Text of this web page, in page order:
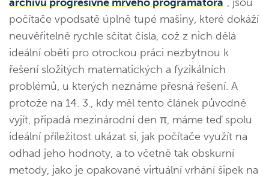
počítače vpodsatě úplně tupé mašiny, které dokáží
neuvěřitelně rychle sčítat čísla, což z nich dělá
ideální oběti pro otrockou práci nezbytnou k
řešení složitých matematických a fyzikálních
problémů, u kterých neznáme přesná řešení. A
protože na 14. 3., kdy měl tento článek původně
vyjít, připadá mezinárodní den π, máme teď spolu
ideální příležitost ukázat si, jak počítače využít na
odhad jeho hodnoty, a to včetně tak obskurní
metody, jako je opakované virtuální vrhání šipek na